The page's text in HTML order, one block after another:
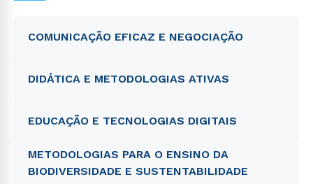
COMUNICAÇÃO EFICAZ E NEGOCIAÇÃO
DIDÁTICA E METODOLOGIAS ATIVAS
EDUCAÇÃO E TECNOLOGIAS DIGITAIS
METODOLOGIAS PARA O ENSINO DA
BIODIVERSIDADE E SUSTENTABILIDADE